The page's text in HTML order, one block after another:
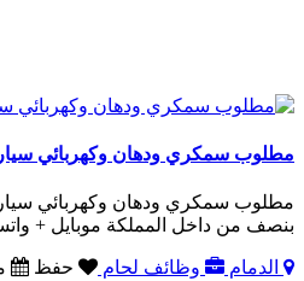
مطلوب سمكري ودهان وكهربائي
مطلوب سمكري ودهان وكهربائي
بنصف من داخل المملكة ​موبايل +
الدمام وظائف لحام حفظ